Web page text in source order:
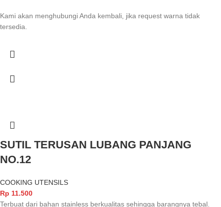
Kami akan menghubungi Anda kembali, jika request warna tidak
tersedia.
SUTIL TERUSAN LUBANG PANJANG
NO.12
COOKING UTENSILS
Rp 11.500
Terbuat dari bahan stainless berkualitas sehingga barangnya tebal.